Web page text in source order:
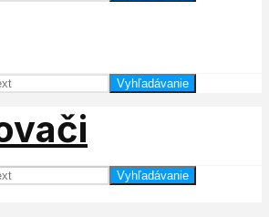
Vyhľadávanie
Vyhľadávanie